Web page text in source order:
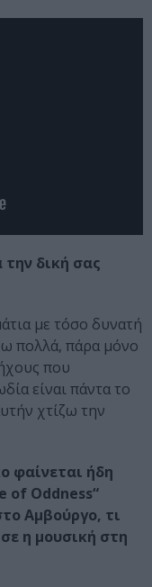
την δική σας
με τόσο δυνατή
πολλά, πάρα μόνο
που
είναι πάντα το
χτίζω την
φαίνεται ήδη
of Oddness“
Αμβούργο, τι
η μουσική στη